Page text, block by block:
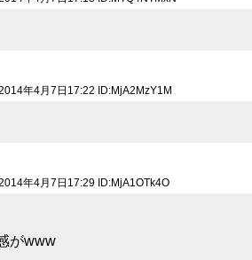
年4月7日17:22 ID:MjA2MzY1M
年4月7日17:29 ID:MjA1OTk4O
がwww